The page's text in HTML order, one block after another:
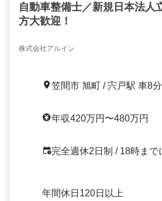
自動車整備士／新規日本法人
方大歓迎！
株式会社アルイン
笠間市 旭町 / 宍戸駅 車8分
年収420万円〜480万円
完全週休2日制 / 18時まで
年間休日120日以上